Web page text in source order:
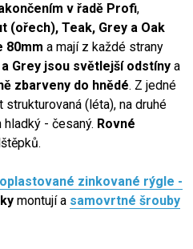
v řadě Profi,
(ořech), Teak, Grey a Oak
80mm a mají z každé strany
a Grey jsou světlejší odstíny a
zbarveny do hnědé. Z jedné
(léta), na druhé
- česaný. Rovné
zinkované rýgle -
montují a samovrtné šrouby